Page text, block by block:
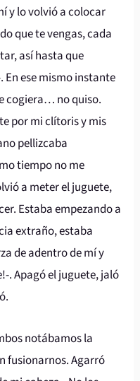
y lo volvió a colocar
que te vengas, cada
así hasta que
En ese mismo instante
cogiera… no quiso.
por mi clítoris y mis
pellizcaba
tiempo no me
a meter el juguete,
Estaba empezando a
extraño, estaba
de adentro de mí y
. Apagó el juguete, jaló
notábamos la
fusionarnos. Agarró